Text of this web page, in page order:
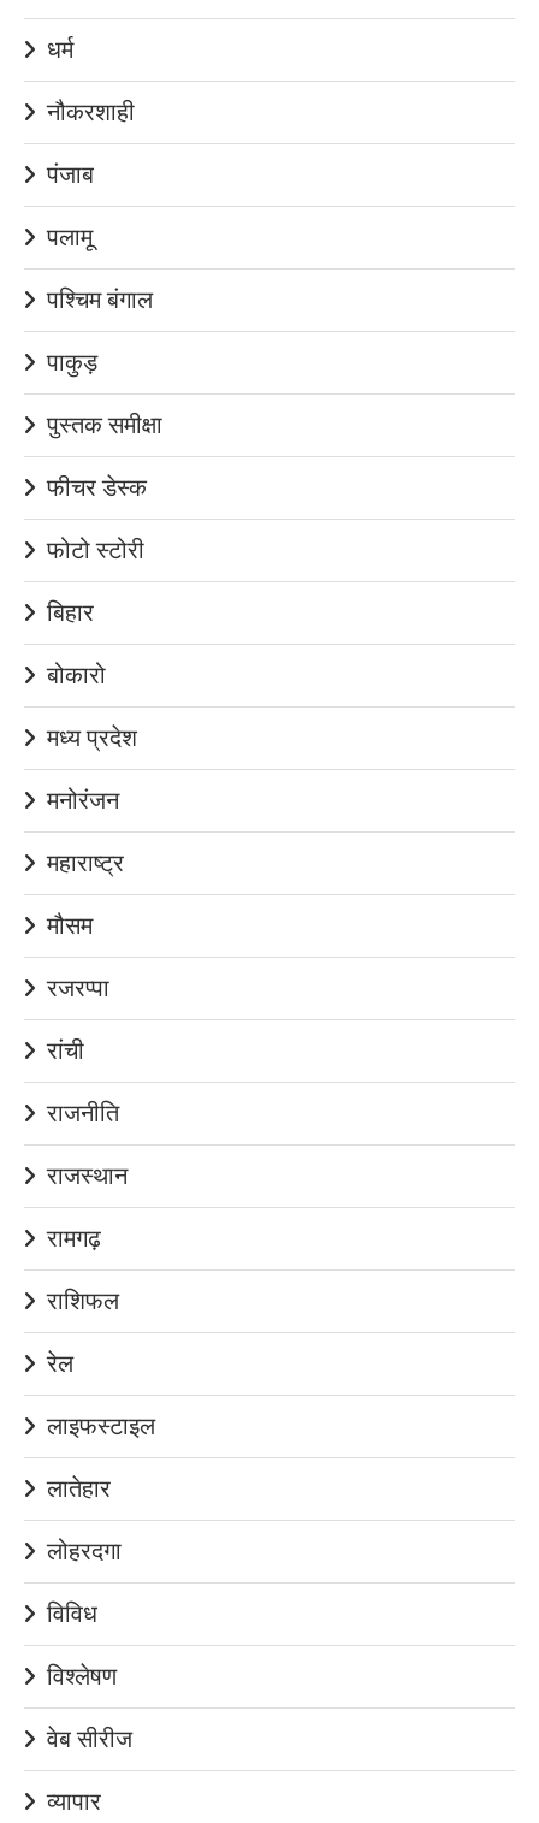
धर्म
नौकरशाही
पंजाब
पलामू
पश्चिम बंगाल
पाकुड़
पुस्तक समीक्षा
फीचर डेस्क
फोटो स्टोरी
बिहार
बोकारो
मध्य प्रदेश
मनोरंजन
महाराष्ट्र
मौसम
रजरप्पा
रांची
राजनीति
राजस्थान
रामगढ़
राशिफल
रेल
लाइफस्टाइल
लातेहार
लोहरदगा
विविध
विश्लेषण
वेब सीरीज
व्यापार